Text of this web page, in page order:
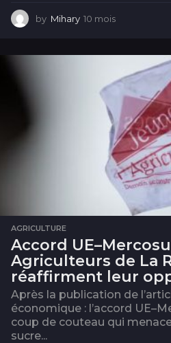
by Mihary 10 mois
o
s
AGRICULTURE
Accord
Agriculteurs de La
réaffirment leur
Après la publication de
économique : l’accord
coup de couteau qui
sucre...